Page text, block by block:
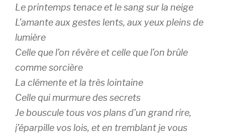
Le printemps tenace et le sang sur la neige
L’amante aux gestes lents, aux yeux pleins de
lumière
Celle que l’on révère et celle que l’on brûle
comme sorcière
La clémente et la très lointaine
Celle qui murmure des secrets
Je bouscule tous vos plans d’un grand rire,
j’éparpille vos lois, et en tremblant je vous